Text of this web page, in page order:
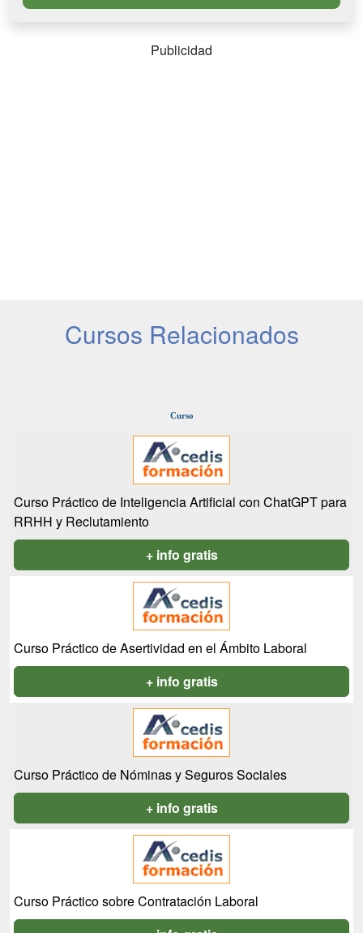
Publicidad
Cursos Relacionados
Curso
Curso Práctico de Inteligencia Artificial con ChatGPT para
RRHH y Reclutamiento
+ info gratis
Curso Práctico de Asertividad en el Ámbito Laboral
+ info gratis
Curso Práctico de Nóminas y Seguros Sociales
+ info gratis
Curso Práctico sobre Contratación Laboral